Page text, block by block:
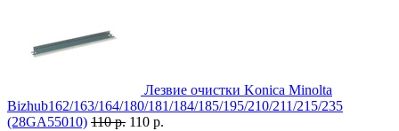
Лезвие очистки Konica Minolta
Bizhub162/163/164/180/181/184/185/195/210/211/215/235
(28GA55010) 110 р. 110 р.